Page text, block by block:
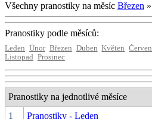
Všechny pranostiky na měsíc Březen »
Pranostiky podle měsíců:
Leden Únor Březen Duben Květen Červen
Listopad Prosinec
Pranostiky na jednotlivé měsíce
1
Pranostiky - Leden